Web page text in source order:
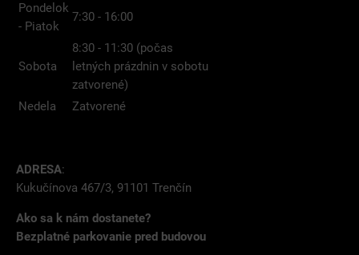
Pondelok
- Piatok
7:30 - 16:00
Sobota
8:30 - 11:30 (počas
letných prázdnin v sobotu
zatvorené)
Nedela
Zatvorené
ADRESA:
Kukučínova 467/3, 91101 Trenčín
Ako sa k nám dostanete?
Bezplatné parkovanie pred budovou